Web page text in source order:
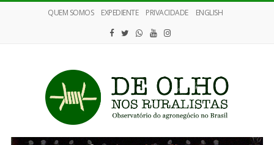
QUEM SOMOS EXPEDIENTE PRIVACIDADE ENGLISH
De